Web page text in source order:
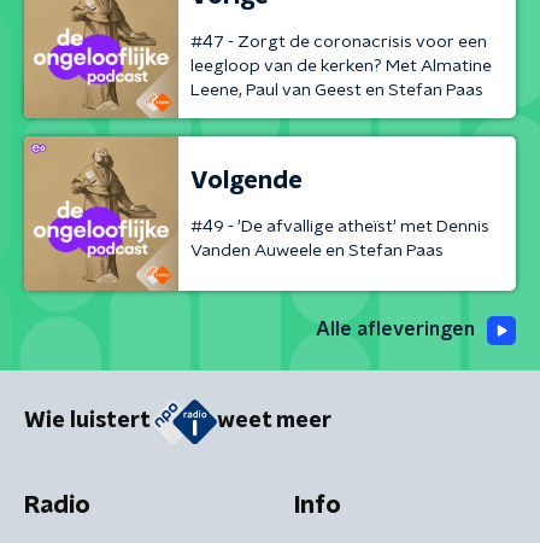
#47 - Zorgt de coronacrisis voor een
leegloop van de kerken? Met Almatine
Leene, Paul van Geest en Stefan Paas
Volgende
#49 - 'De afvallige atheïst' met Dennis
Vanden Auweele en Stefan Paas
Alle afleveringen
Wie luistert weet meer
Radio Info